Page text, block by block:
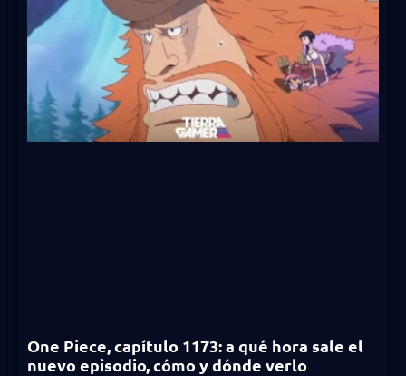
One Piece, capítulo 1173: a qué hora sale el
nuevo episodio, cómo y dónde verlo